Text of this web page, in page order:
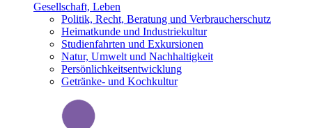
Gesellschaft, Leben
Politik, Recht, Beratung und Verbraucherschutz
Heimatkunde und Industriekultur
Studienfahrten und Exkursionen
Natur, Umwelt und Nachhaltigkeit
Persönlichkeitsentwicklung
Getränke- und Kochkultur